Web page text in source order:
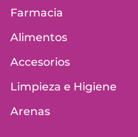
Farmacia
Alimentos
Accesorios
Limpieza e Higiene
Arenas